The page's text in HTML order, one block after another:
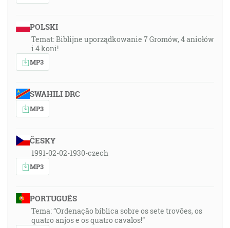
POLSKI
Temat: Biblijne uporządkowanie 7 Gromów, 4 aniołów
i 4 koni!
MP3
SWAHILI DRC
MP3
ČESKY
1991-02-02-1930-czech
MP3
PORTUGUÊS
Tema: “Ordenação bíblica sobre os sete trovões, os
quatro anjos e os quatro cavalos!”